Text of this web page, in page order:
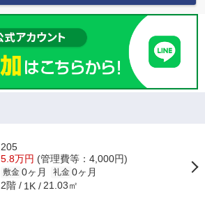
205
5.8万円 (管理費等：4,000円)
敷金 0ヶ月 礼金 0ヶ月
2階 1K 21.03㎡